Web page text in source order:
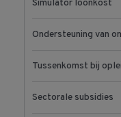
Simulator loonkost
Ondersteuning van
Tussenkomst bij
Sectorale subsidies